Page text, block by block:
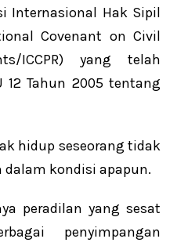
Internasional Hak Sipil
Covenant on Civil
ICCPR) yang telah
12 Tahun 2005 tentang
hidup seseorang tidak
kondisi apapun.
peradilan yang sesat
penyimpangan